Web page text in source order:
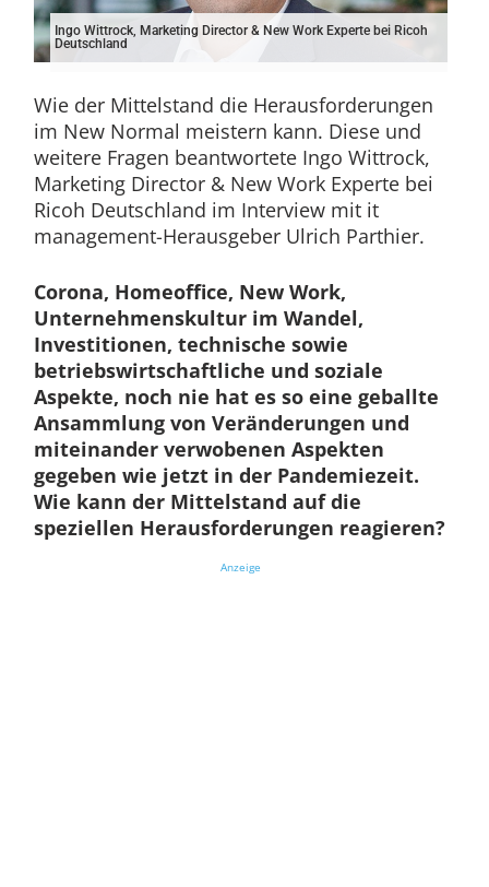
Ingo Wittrock, Marketing Director & New Work Experte bei Ricoh
Deutschland
Wie der Mittelstand die Herausforderungen
im New Normal meistern kann. Diese und
weitere Fragen beantwortete Ingo Wittrock,
Marketing Director & New Work Experte bei
Ricoh Deutschland im Interview mit it
management-Herausgeber Ulrich Parthier.
Corona, Homeoffice, New Work,
Unternehmenskultur im Wandel,
Investitionen, technische sowie
betriebswirtschaftliche und soziale
Aspekte, noch nie hat es so eine geballte
Ansammlung von Veränderungen und
miteinander verwobenen Aspekten
gegeben wie jetzt in der Pandemiezeit.
Wie kann der Mittelstand auf die
speziellen Herausforderungen reagieren?
Anzeige